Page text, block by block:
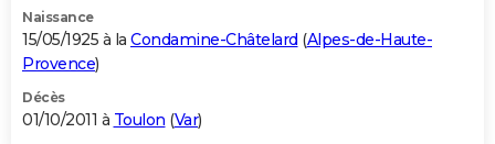
Naissance
15/05/1925 à la Condamine-Châtelard (Alpes-de-Haute-
Provence)
Décès
01/10/2011 à Toulon (Var)